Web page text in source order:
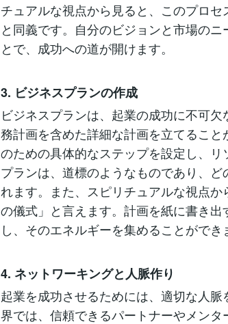
チュアルな視点から見ると、このプロ
と同義です。自分のビジョンと市場の
とで、成功への道が開けます。
3. ビジネスプランの作成
ビジネスプランは、起業の成功に不可
務計画を含めた詳細な計画を立てるこ
のための具体的なステップを設定し、
プランは、道標のようなものであり、
れます。また、スピリチュアルな視点
の儀式」と言えます。計画を紙に書き
し、そのエネルギーを集めることができ
4. ネットワーキングと人脈作り
起業を成功させるためには、適切な人
界では、信頼できるパートナーやメン